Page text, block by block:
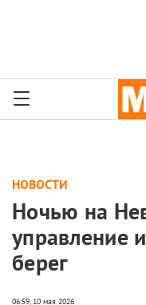
НОВОСТИ
Ночью на
управление
берег